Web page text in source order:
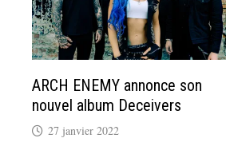
ARCH ENEMY annonce son
nouvel album Deceivers
27 janvier 2022